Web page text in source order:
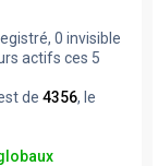
0 invisible
actifs ces 5
de 4356, le